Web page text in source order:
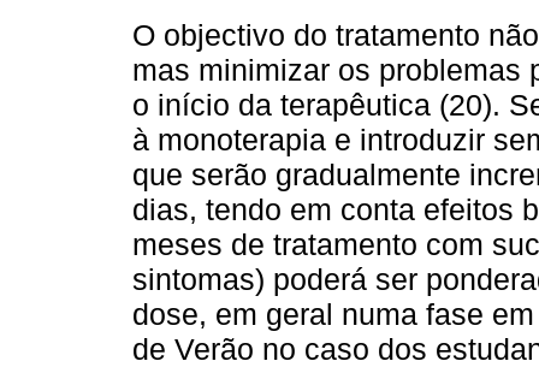
O objectivo do tratamento
mas minimizar os problemas
o início da terapêutica (20).
à monoterapia e introduzir
que serão gradualmente
dias, tendo em conta efeitos
meses de tratamento com
sintomas) poderá ser
dose, em geral numa fase
de Verão no caso dos